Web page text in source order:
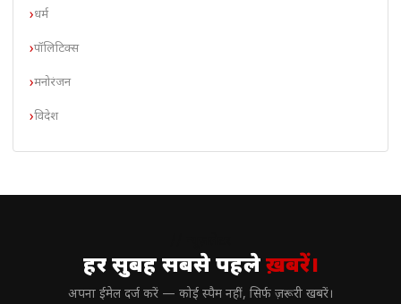
धर्म
पॉलिटिक्स
मनोरंजन
विदेश
हर सुबह सबसे पहलेख़बरें।
अपना ईमेल दर्ज करें — कोई स्पैम नहीं, सिर्फ ज़रूरी खबरें।